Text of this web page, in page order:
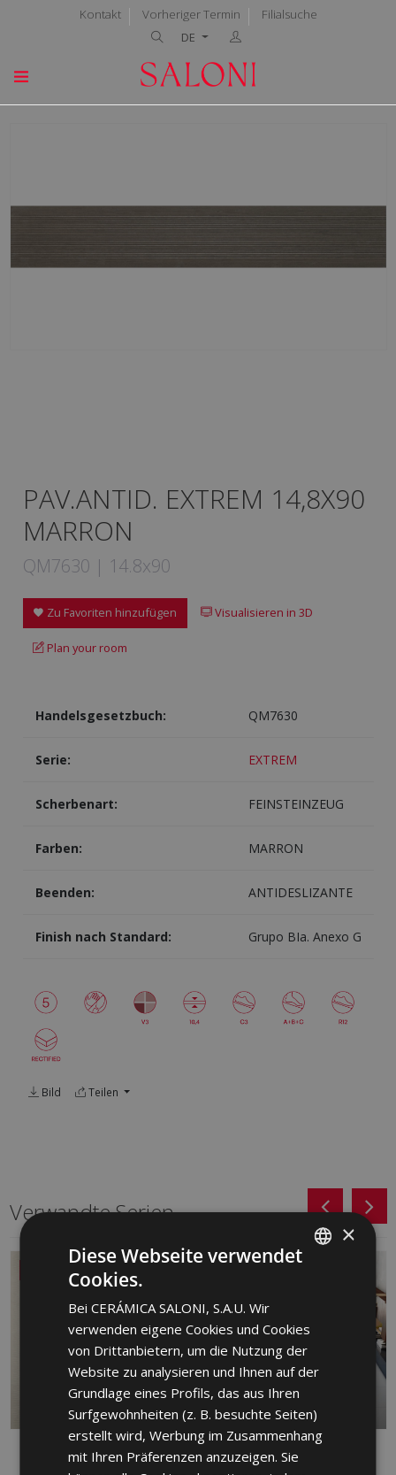
Kontakt Vorheriger Termin
Filialsuche
DE
PAV.ANTID. EXTREM 14,8X90
MARRON
QM7630 | 14.8x90
Zu Favoriten hinzufügen Visualisieren in 3D
Plan your room
Handelsgesetzbuch: QM7630
Serie: EXTREM
Scherbenart: FEINSTEINZEUG
Farben: MARRON
Beenden: ANTIDESLIZANTE
Finish nach Standard: Grupo BIa. Anexo G
Bild Teilen
Verwandte Serien
DANDY FRONT
GERMAN
PORTUGUESE
×
Diese Webseite verwendet
Cookies.
Bei CERÁMICA SALONI, S.A.U. Wir
verwenden eigene Cookies und Cookies
von Drittanbietern, um die Nutzung der
Website zu analysieren und Ihnen auf der
Grundlage eines Profils, das aus Ihren
Surfgewohnheiten (z. B. besuchte Seiten)
erstellt wird, Werbung im Zusammenhang
mit Ihren Präferenzen anzuzeigen. Sie